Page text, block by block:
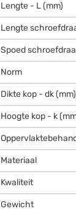
Lengte - L (mm)
Lengte
Spoed
Norm
Dikte kop - dk (mm)
Hoogte kop - k
Materiaal
Kwaliteit
Gewicht